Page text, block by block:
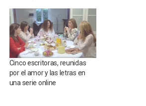
Cinco escritoras, reunidas
por el amor y las letras en
una serie online